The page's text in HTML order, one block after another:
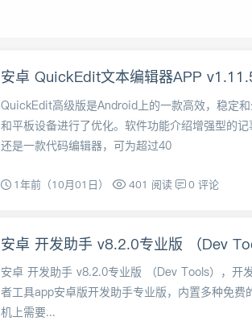
安卓 QuickEdit文本编辑器APP
QuickEdit高级版是Android上的一款高效，稳定
和平板设备进行了优化。软件功能介绍增强型的
还是一款代码编辑器，可为超过40
1年前（10月01日） 401 阅读 0 评论
安卓 开发助手 v8.2.0专业版 （Dev
安卓 开发助手 v8.2.0专业版 （Dev Tools），开
者工具app安卓版开发助手专业版，内置多种免费
机上需要...